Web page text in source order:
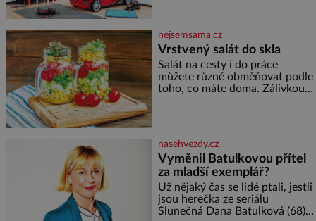
soustředění i odpočinek a
reaguje na každou etapu života
a specifické potřeby dítěte. Pro
nejmenší je klíčová
jednoduchost, měkkost a
bezpečí, proto by pokoj
nejsemsama.cz
Vrstvený salát do skla
Salát na cesty i do práce
můžete různě obměňovat podle
toho, co máte doma. Zálivkou
nebo jiného salátu (římský salát,
polníček…) ✿ 1 malá konzerva
kukuřice ✿ ½ okurky ✿ 2
rajčata Zálivka: ✿ 4 lžíce
olivového oleje ✿ 1 lžíci
citronové šťávy ✿ ½ stroužku
nasehvezdy.cz
Vyměnil Batulkovou přítel
za mladší exemplář?
Už nějaký čas se lidé ptali, jestli
jsou herečka ze seriálu
Slunečná Dana Batulková (68) a